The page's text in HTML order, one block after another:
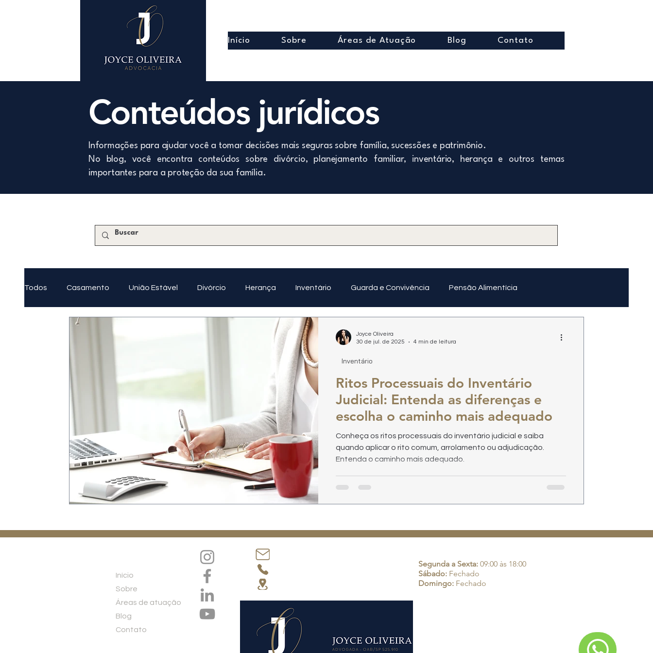
Início Sobre Áreas de Atuação Blog Contato
Conteúdos jurídicos
Informações para ajudar você a tomar decisões mais seguras sobre família, sucessões e patrimônio.
No blog, você encontra conteúdos sobre divórcio, planejamento familiar, inventário, herança e outros temas
importantes para a proteção da sua família.
Todos Casamento União Estável Divórcio Herança Inventário Guarda e Convivência Pensão Alimentícia
Tutela e Curatela Planejamento Sucessório
Ritos Processuais do Inventário
Judicial: Entenda as diferenças e
escolha o caminho mais adequado
Conheça os ritos processuais do inventário judicial e saiba
quando aplicar o rito comum, arrolamento ou adjudicação.
Entenda o caminho mais adequado.
Inventário
Joyce Oliveira
30 de jul. de 2025
4 min de leitura
Início
Sobre
Áreas de atuação
Blog
Contato
Segunda a Sexta: 09:00 às 18:00
Sábado: Fechado
Domingo: Fechado